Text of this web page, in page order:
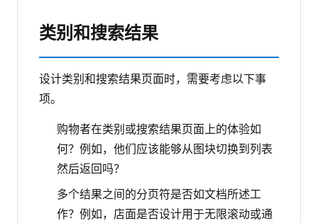
类别和搜索结果
设计类别和搜索结果页面时，需要考虑以下事
项。
购物者在类别或搜索结果页面上的体验如
何？例如，他们应该能够从图块切换到列表
然后返回吗？
多个结果之间的分页符是否如文档所述工
作？例如，店面是否设计用于无限滚动或通